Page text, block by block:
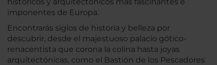
imponentes de Europa.
Encontrarás siglos de historia y belleza por
descubrir, desde el majestuoso palacio gótico-
renacentista que corona la colina hasta joyas
arquitectónicas, como el Bastión de los Pescadores